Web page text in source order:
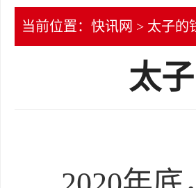
当前位置： 快讯网 > 太子的
太